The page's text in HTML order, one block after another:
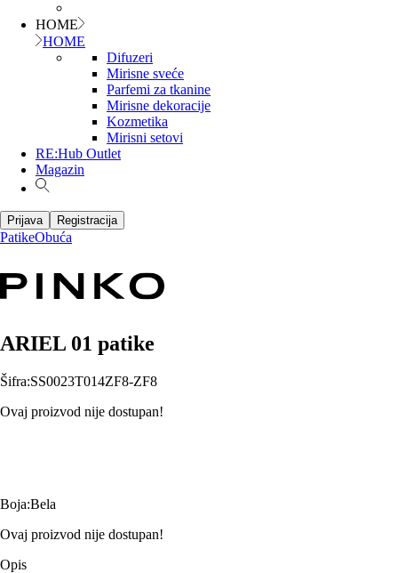
HOME
HOME
Difuzeri
Mirisne sveće
Parfemi za tkanine
Mirisne dekoracije
Kozmetika
Mirisni setovi
RE:Hub Outlet
Magazin
Prijava Registracija
PatikeObuća
ARIEL 01 patike
Šifra:SS0023T014ZF8-ZF8
Ovaj proizvod nije dostupan!
Boja:Bela
Ovaj proizvod nije dostupan!
Opis